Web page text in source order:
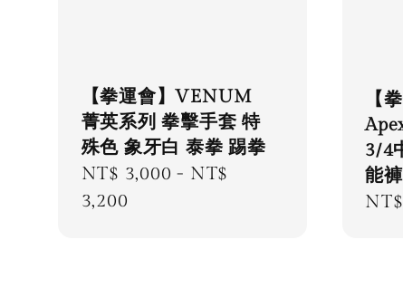
【拳運會】VENUM
菁英系列 拳擊手套 特
殊色 象牙白 泰拳 踢拳
Regular
price
NT$ 3,000 - NT$
3,200
【
3/4
能